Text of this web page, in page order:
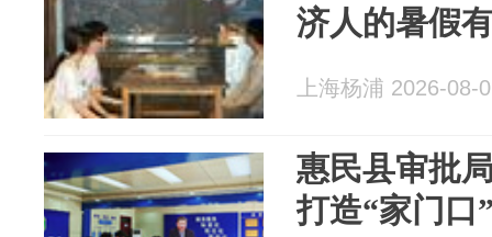
济人的暑假
上海杨浦 2026-08-
惠民县审批
打造“家门口